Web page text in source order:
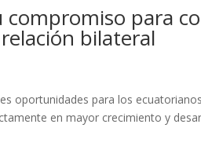
compromiso para
bilateral
oportunidades para los
en mayor crecimiento y